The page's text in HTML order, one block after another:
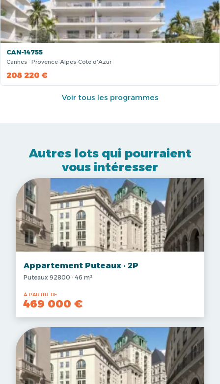
CAN-14755
Cannes · Provence-Alpes-Côte d'Azur
208 220 €
Voir tous les programmes
Autres lots qui pourraient
vous intéresser
Appartement Puteaux · 2P
Puteaux 92800 · 46 m²
À PARTIR DE
469 000 €